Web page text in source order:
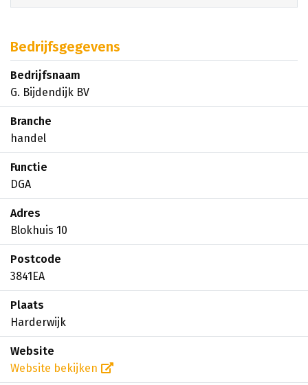
Bedrijfsgegevens
Bedrijfsnaam
G. Bijdendijk BV
Branche
handel
Functie
DGA
Adres
Blokhuis 10
Postcode
3841EA
Plaats
Harderwijk
Website
Website bekijken